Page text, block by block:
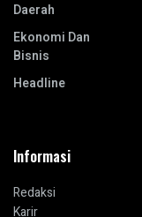
Daerah
Ekonomi Dan
Bisnis
Headline
Informasi
Redaksi
Karir